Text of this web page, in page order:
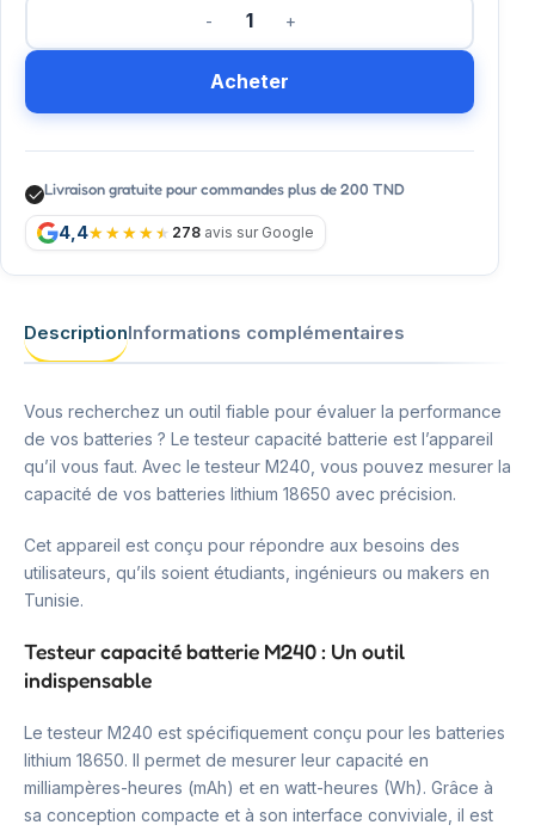
Acheter
Livraison gratuite pour commandes plus de 200 TND
4,4 278 avis sur Google
DescriptionInformations complémentaires
Vous recherchez un outil fiable pour évaluer la performance
de vos batteries ? Le testeur capacité batterie est l’appareil
qu’il vous faut. Avec le testeur M240, vous pouvez mesurer la
capacité de vos batteries lithium 18650 avec précision.
Cet appareil est conçu pour répondre aux besoins des
utilisateurs, qu’ils soient étudiants, ingénieurs ou makers en
Tunisie.
Testeur capacité batterie M240 : Un outil
indispensable
Le testeur M240 est spécifiquement conçu pour les batteries
lithium 18650. Il permet de mesurer leur capacité en
milliampères-heures (mAh) et en watt-heures (Wh). Grâce à
sa conception compacte et à son interface conviviale, il est